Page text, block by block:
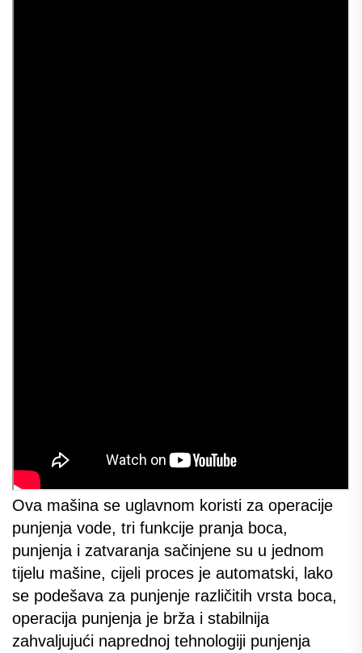
Ova mašina se uglavnom koristi za operacije
punjenja vode, tri funkcije pranja boca,
punjenja i zatvaranja sačinjene su u jednom
tijelu mašine, cijeli proces je automatski, lako
se podešava za punjenje različitih vrsta boca,
operacija punjenja je brža i stabilnija
zahvaljujući naprednoj tehnologiji punjenja